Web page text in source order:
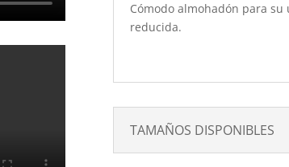
Cómodo almohadón para
reducida.
TAMAÑOS DISPONIBLES